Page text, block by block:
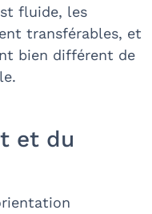
fluide, les
transférables, et
bien différent de
et du